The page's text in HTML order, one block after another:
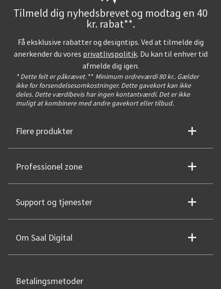
Tilmeld dig nyhedsbrevet og modtag en 40
kr. rabat**.
Få eksklusive rabatter og designtips. Ved at tilmelde dig
anerkender du vores privatlivspolitik. Du kan til enhver tid
afmelde dig igen.
* Dette felt er påkrævet. ** Minimum ordreværdi 80 kr.. Gælder
ikke for forsendelsesomkostninger. Dette gavekort kan ikke
deles. Dette værdibevis har ingen kontantværdi. Det er ikke
muligt at kombinere med andre gavekort eller tilbud.
Flere produkter
Professionel zone
Support og tjenester
Om Saal Digital
Betalingsmetoder